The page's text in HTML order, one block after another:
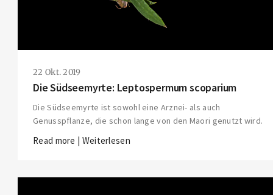
22 Okt. 2019
Die Südseemyrte: Leptospermum scoparium
Die Südseemyrte ist sowohl eine Arznei- als auch
Genusspflanze, die schon lange von den Maori genutzt wird.
Read more | Weiterlesen